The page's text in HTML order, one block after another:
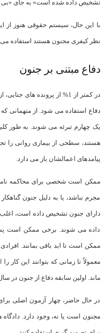
تشخیص داده شده است» به جای «بی
با این حال، سیستم حقوقی هنوز از
نظر کیفری مجنون هستند استفاده می
دفاع مبتنی بر جنون
در کمتر از 1% از پرونده های
دفاع استفاده می شود. از متهمانی که
یک چهارم تبرئه می شوند. به طور
هستند، سطحی از بیماری روانی را
پیامدهای اعمالشان باز می دارد.
ممکن است شخصی برای محاکمه
مجرم نباشد، یا به دلیل جنون
دارای جنون تشخیص داده است، اغلب
داده می شوند. برخی ممکن است پس
ممکن است تا ابد باقی بمانند.
معمولاً تا زمانی که بتوانند این کار
ماند. اولین سابقه دفاع از جنون در سال 1851
در حال حاضر، چهار آزمون اصلی
مجنون است یا نه، وجود دارد.